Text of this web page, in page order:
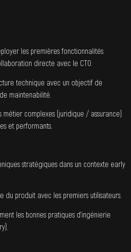
les premières fonctionnalités
directe avec le CTO.
technique avec un objectif de
maintenabilité.
complexes (juridique / assurance)
et performants.
stratégiques dans un contexte early
du produit avec les premiers utilisateurs.
les bonnes pratiques d’ingénierie